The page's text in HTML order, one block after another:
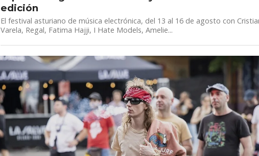
edición
El festival asturiano de música electrónica, del 13 al 16 de agosto con
Varela, Regal, Fatima Hajji, I Hate Models, Amelie...